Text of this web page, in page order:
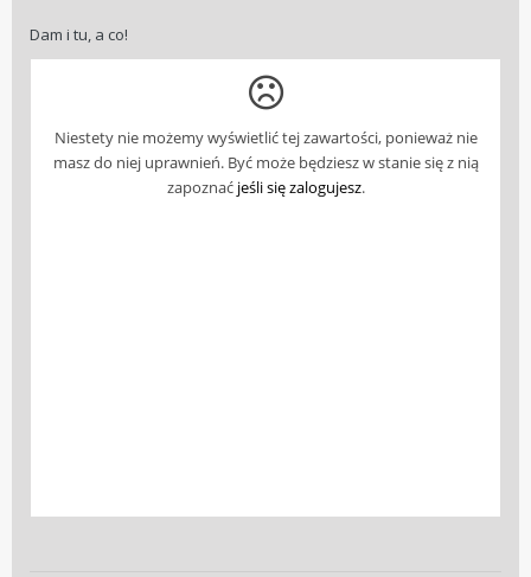
Dam i tu, a co!